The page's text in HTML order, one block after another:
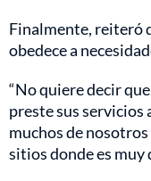
Finalmente, reiteró
obedece a
“No quiere decir
preste sus
muchos de
sitios donde es muy